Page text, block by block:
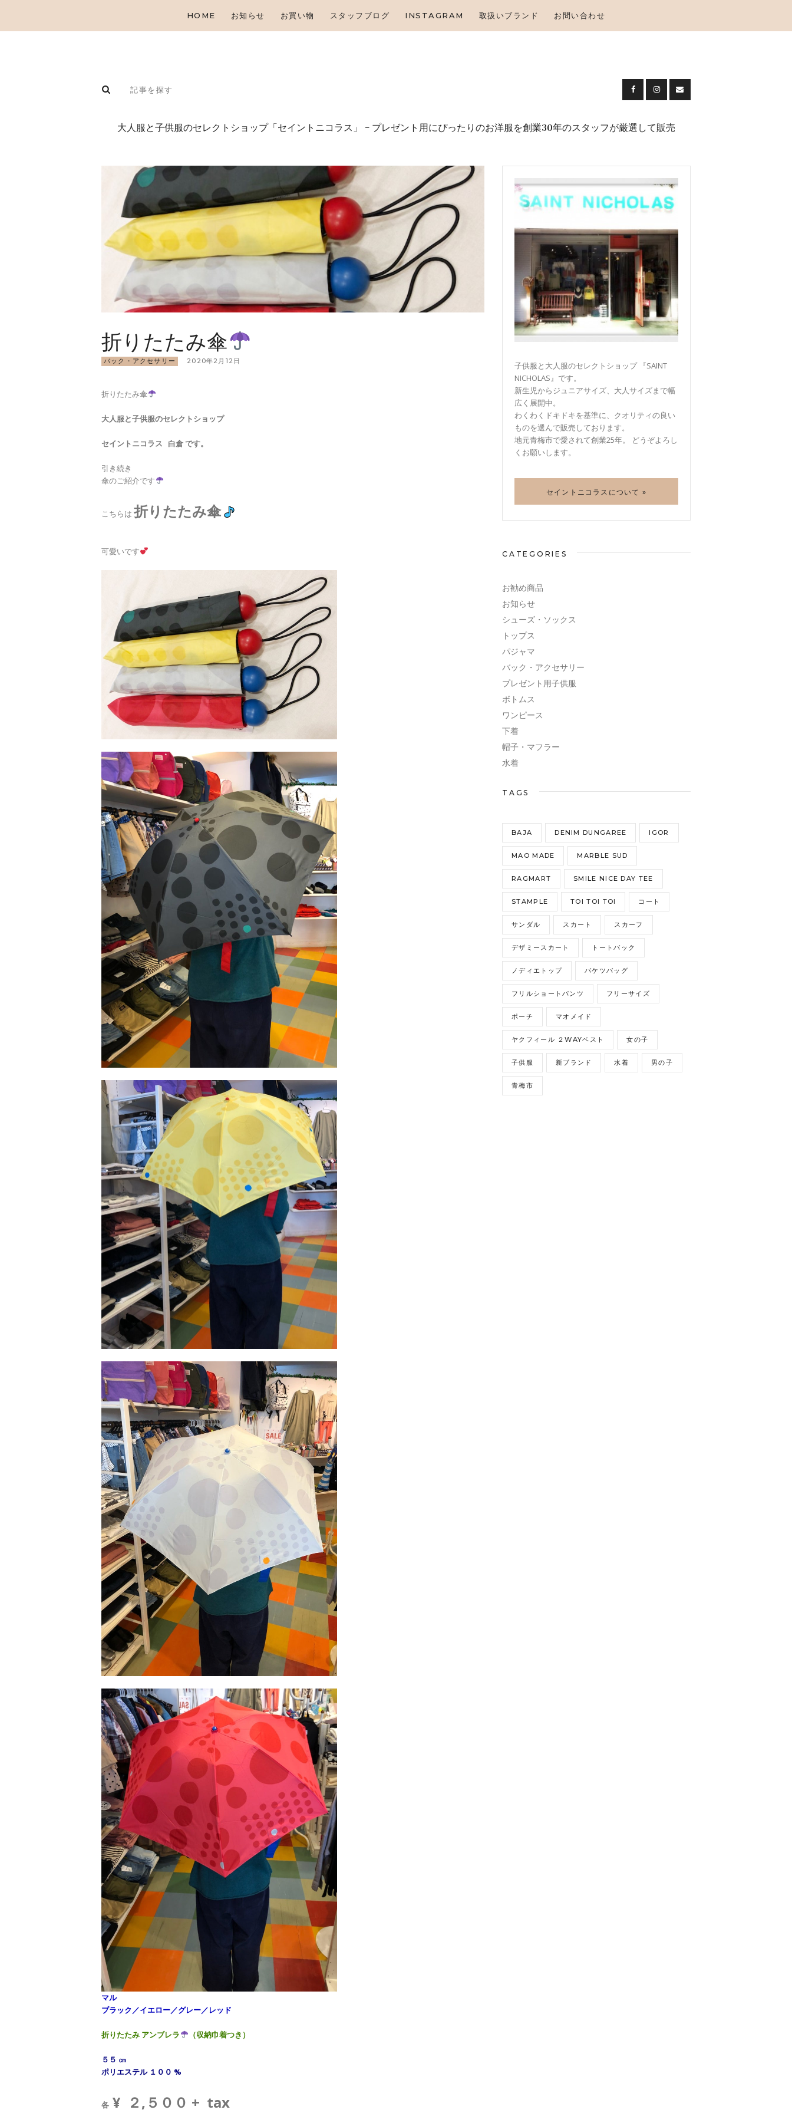
HOME お知らせ お買い物 スタッフブログ INSTAGRAM 取扱いブランド お問い合わせ
⼤⼈服と⼦供服のセレクトショップ「セイントニコラス」 – プレゼント⽤にぴったりのお洋服を創業30年のスタッフが厳選して販売
HOME
INSTAGRAM
お問い合わせ
折りたたみ傘
バック・アクセサリー 2020年2月12日
折りたたみ傘
大人服と子供服のセレクトショップ
セイントニコラス 白倉 です。
引き続き
傘のご紹介です
こちらは 折りたたみ傘
可愛いです
マル
ブラック／イエロー／グレー／レッド
折りたたみ アンブレラ （収納巾着つき）
５５ ㎝
ポリエステル １００ %
各 ¥ ２,５００ + tax
子供服と大人服のセレクトショップ 『SAINT
NICHOLAS』です。
新生児からジュニアサイズ、大人サイズまで幅
広く展開中。
わくわくドキドキを基準に、クオリティの良い
ものを選んで販売しております。
地元青梅市で愛されて創業25年。 どうぞよろし
くお願いします。
セイントニコラスについて »
CATEGORIES
お勧め商品
お知らせ
シューズ・ソックス
トップス
パジャマ
バック・アクセサリー
プレゼント用子供服
ボトムス
ワンピース
下着
帽子・マフラー
水着
TAGS
BAJA DENIM DUNGAREE IGOR
MAO MADE MARBLE SUD
RAGMART SMILE NICE DAY TEE
STAMPLE TOI TOI TOI コート
サンダル スカート スカーフ
デザミースカート トートバック
ノディエトップ バケツバッグ
フリルショートパンツ フリーサイズ
ポーチ マオメイド
ヤクフィール ２WAYベスト 女の子
子供服 新ブランド 水着 男の子
青梅市